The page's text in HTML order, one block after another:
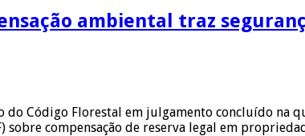
ambiental traz
do Código Florestal em julgamento concluído na
sobre compensação de reserva legal em